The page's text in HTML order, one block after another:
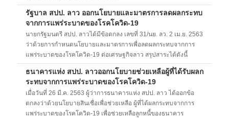
รัฐบาล สปป. ลาว ออกนโยบายและมาตรการลดผลกระทบ
จากการแพร่ระบาดของโรคโควิด-19
นายกรัฐมนตรี สปป. ลาวได้มีข้อตกลง เลขที่ 31/นย. ลว. 2 เม.ย. 2563
ว่าด้วยการกำหนดนโยบายและมาตรการเพื่อลดผลกระทบจากการ
แพร่ระบาดของโรคโควิด-19 ต่อเศรษฐกิจลาว สรุปสาระได้ดังนี้
ธนาคารแห่ง สปป. ลาวออกนโยบายช่วยเหลือผู้ที่ได้รับผลก
ระทบจากการแพร่ระบาดของโรคโควิด-19
เมื่อวันที่ 26 มี.ค. 2563 ผู้ว่าการธนาคารแห่ง สปป. ลาว ได้ออกข้อ
ตกลงว่าด้วยนโยบายสินเชื่อเพื่อช่วยเหลือ ผู้ที่ได้ผลกระทบจากการ
แพร่ระบาดของโรคโควิด-19 เพื่อช่วยเหลือลูกหนี้ของธนาคาร